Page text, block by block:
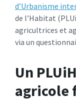
d’Urbanisme
de l’Habitat
agricultrices et
via un
Un
agricole